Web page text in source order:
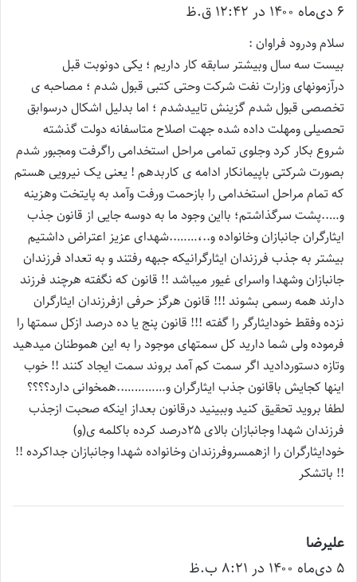
ف
:
۶ دی‌ماه ۱۴۰۰ در ۱۲:۴۲ ق.ظ
سلام ودرود فراوان :
بیست سه سال وبیشتر سابقه کار داریم ؛ یکی دونوبت قبل
درآزمونهای وزارت نفت شرکت وحتی کتبی قبول شدم ؛ مصاحبه ی
تخصصی قبول شدم گزینش تاییدشدم ؛ اما بدلیل اشکال درسوابق
تحصیلی ومهلت داده شده جهت اصلاح متاسفانه دولت گذشته
شروع بکار کرد وجلوی تمامی مراحل استخدامی راگرفت ومجبور شدم
بصورت شرکتی باپیمانکار ادامه ی کاربدهم ! یعنی یک نیرویی هستم
که تمام مراحل استخدامی را بازحمت ورفت وآمد به پایتخت وهزینه
و…..پشت سرگذاشتم؛ بااین وجود ما به دوسه جایی از قانون جذب
ایثارگران جانبازان وخانواده و..،……..شهدای عزیز اعتراض داشتیم
بیشتر به جذب فرزندان ایثارگرانیکه جبهه رفتند و به تعداد فرزندان
جانبازان وشهدا واسرای غیور میباشد !! قانون که نگفته هرچند فرزند
دارند همه رسمی بشوند !!! قانون هرگز حرفی ازفرزندان ایثارگران
نزده وفقط خودایثارگر را گفته !!! قانون پنج یا ده درصد ازکل سمتها را
فرموده ولی شما دارید کل سمتهای موجود را به این هموطنان میدهید
وتازه دستوردادید اگر سمت کم آمد بروند سمت ایجاد کنند !! خوب
اینها کجایش باقانون جذب ایثارگران و…………..همخوانی دارد؟؟؟؟
لطفا بروید تحقیق کنید وببینید درقانون بعداز اینکه صحبت ازجذب
فرزندان شهدا وجانبازان بالای ۲۵درصد کرده باکلمه ی(و)
خودایثارگران را ازهمسروفرزندان وخانواده شهدا وجانبازان جداکرده !!
!! باتشکر
علیرضا
ف
۵ دی‌ماه ۱۴۰۰ در ۸:۲۱ ب.ظ